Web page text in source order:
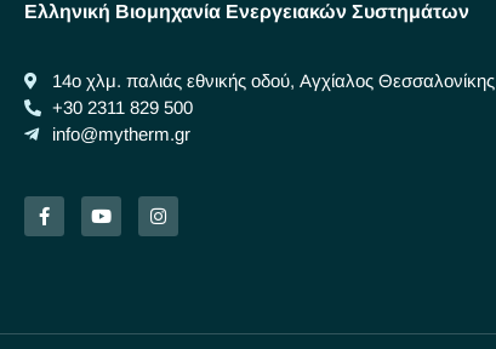
Ελληνική Βιομηχανία Ενεργειακών Συστημάτων
14ο χλμ. παλιάς εθνικής οδού, Αγχίαλος Θεσσαλονίκης
+30 2311 829 500
info@mytherm.gr